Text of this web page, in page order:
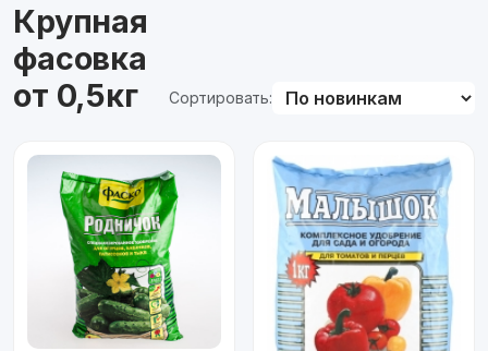
Крупная
фасовка
от 0,5кг
Сортировать: